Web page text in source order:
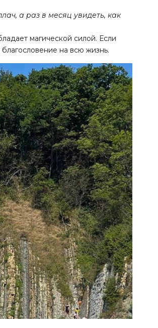
а раз в месяц увидеть, как
магической силой. Если
на всю жизнь.